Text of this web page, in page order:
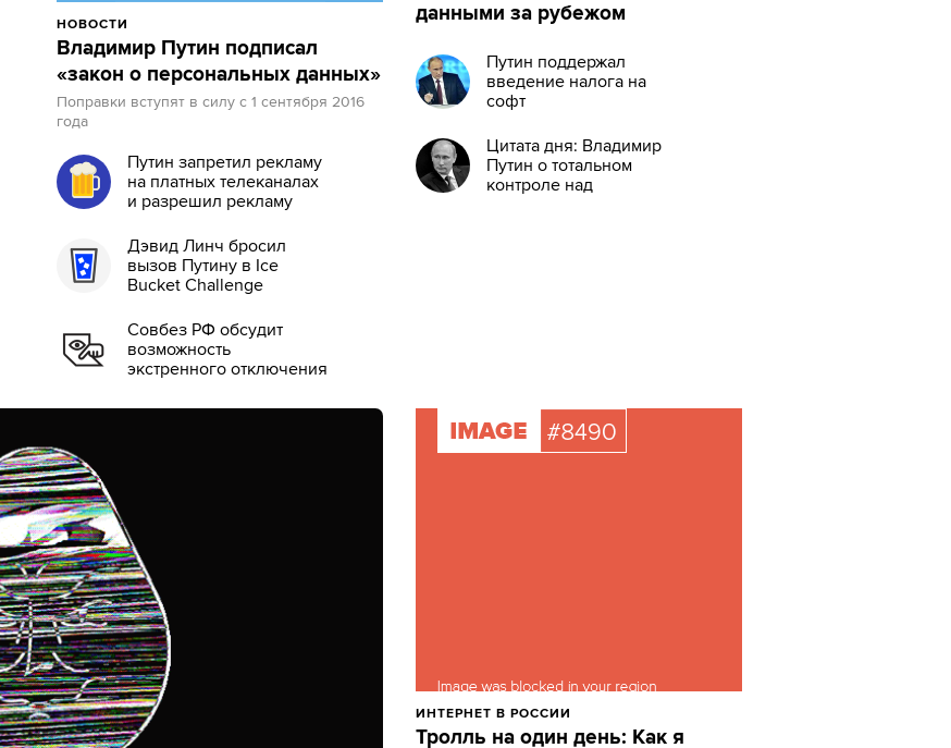
данными за рубежом
Путин поддержал
введение налога на
софт
Цитата дня: Владимир
Путин о тотальном
контроле над
НОВОСТИ
Владимир Путин подписал
«закон о персональных данных»
Поправки вступят в силу с 1 сентября 2016
года
Путин запретил рекламу
на платных телеканалах
и разрешил рекламу
Дэвид Линч бросил
вызов Путину в Ice
Bucket Challenge
Совбез РФ обсудит
возможность
экстренного отключения
ИНТЕРНЕТ В РОССИИ
Тролль на один день: Как я